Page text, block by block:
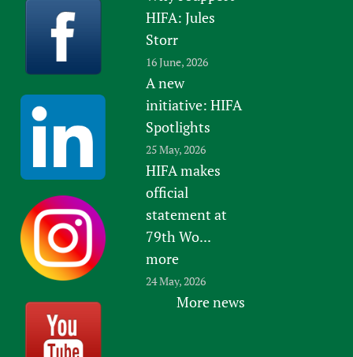
HIFA: Jules
Storr
16 June, 2026
A new
initiative: HIFA
Spotlights
25 May, 2026
HIFA makes
official
statement at
79th Wo...
more
24 May, 2026
More news